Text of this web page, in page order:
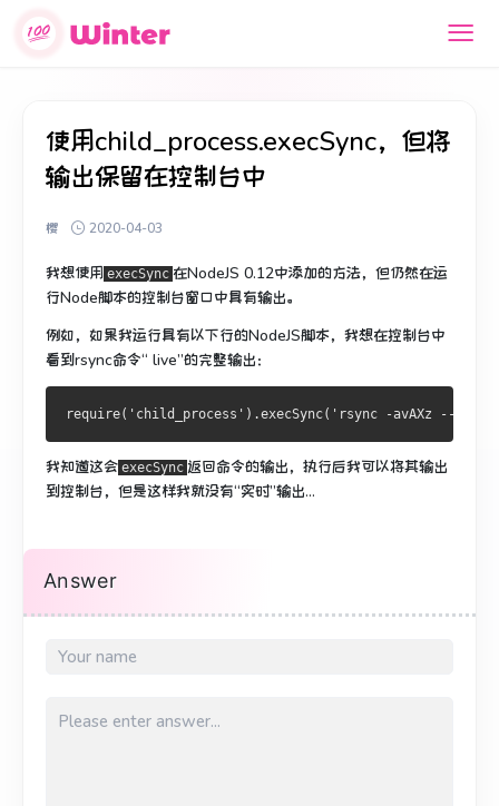
使用child_process.execSync，但将
输出保留在控制台中
樱 2020-04-03
我想使用 execSync 在NodeJS 0.12中添加的方法，但仍然在运
行Node脚本的控制台窗口中具有输出。
例如，如果我运行具有以下行的NodeJS脚本，我想在控制台中
看到rsync命令“ live”的完整输出：
我知道这会 execSync 返回命令的输出，执行后我可以将其输出
到控制台，但是这样我就没有“实时”输出...
Answer